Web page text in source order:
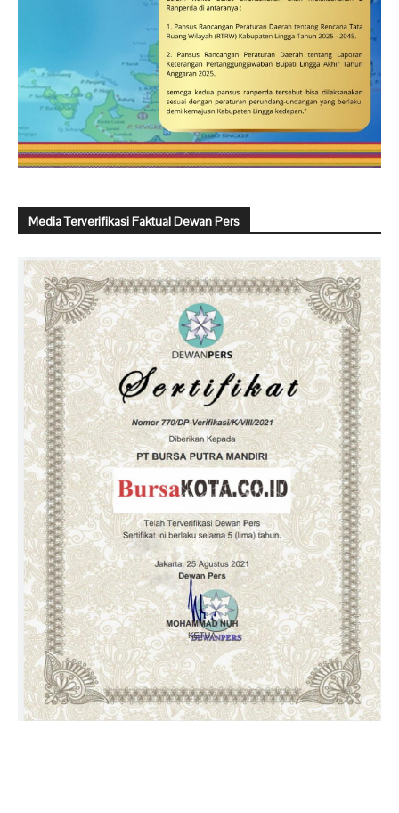
Media Terverifikasi Faktual Dewan Pers